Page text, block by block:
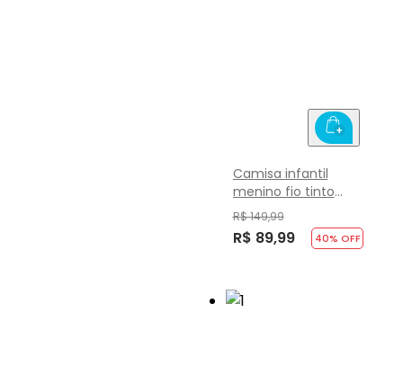
Camisa infantil
menino fio tinto
listrado Mundi
R$ 149,99
R$ 89,99 40% OFF